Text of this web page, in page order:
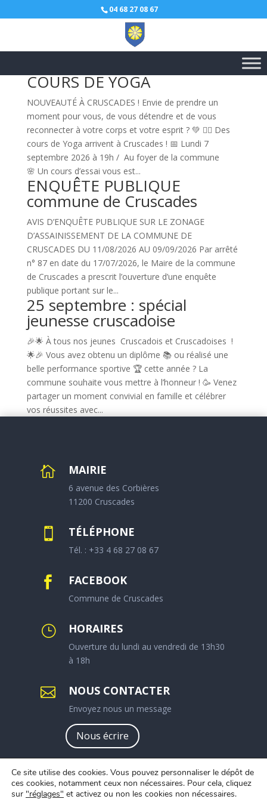
04 68 27 08 67
COURS DE YOGA
NOUVEAUTÉ À CRUSCADES ! Envie de prendre un
moment pour vous, de vous détendre et de vous
reconnecter à votre corps et votre esprit ? 💚 🧘‍♀️ Des
cours de Yoga arrivent à Cruscades ! 📅 Lundi 7
septembre 2026 à 19h / Au foyer de la commune
🌸 Un cours d’essai vous est...
ENQUÊTE PUBLIQUE
commune de Cruscades
AVIS D’ENQUÊTE PUBLIQUE SUR LE ZONAGE
D’ASSAINISSEMENT DE LA COMMUNE DE
CRUSCADES DU 11/08/2026 AU 09/09/2026 Par arrêté
n° 87 en date du 17/07/2026, le Maire de la commune
de Cruscades a prescrit l’ouverture d’une enquête
publique portant sur le...
25 septembre : spécial
jeunesse cruscadoise
🎉🌟 À tous nos jeunes Cruscadois et Cruscadoises !
🌟🎉 Vous avez obtenu un diplôme 📚 ou réalisé une
belle performance sportive 🏆 cette année ? La
commune souhaite vous mettre à l’honneur ! 🥳 Venez
partager un moment convivial en famille et célébrer
vos réussites avec...
 MAIRIE
6 avenue des Corbières
11200 Cruscades
 TÉLÉPHONE
Tél. : +33 4 68 27 08 67
 FACEBOOK
Commune de Cruscades
} HORAIRES
Ouverture du lundi au vendredi de 13h30
à 18h
 NOUS CONTACTER
Envoyez nous un message
Nous écrire
Ce site utilise des cookies. Vous pouvez personnaliser le dépôt de
ces cookies, notamment ceux non nécessaires. Pour cela, cliquez
sur "réglages" et activez ou non les cookies non nécessaires.